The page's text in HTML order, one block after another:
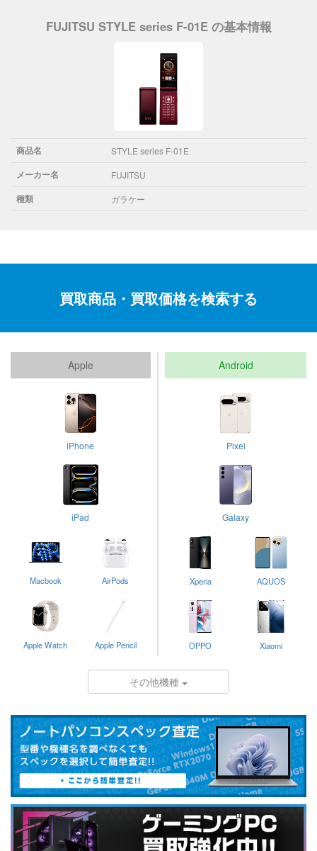
FUJITSU STYLE series F-01E の基本情報
商品名 STYLE series F-01E
メーカー名 FUJITSU
種類 ガラケー
買取商品・買取価格を検索する
Apple
iPhone
iPad
Macbook AirPods
Apple Watch Apple Pencil
Android
Pixel
Galaxy
Xperia AQUOS
OPPO Xiaomi
その他機種